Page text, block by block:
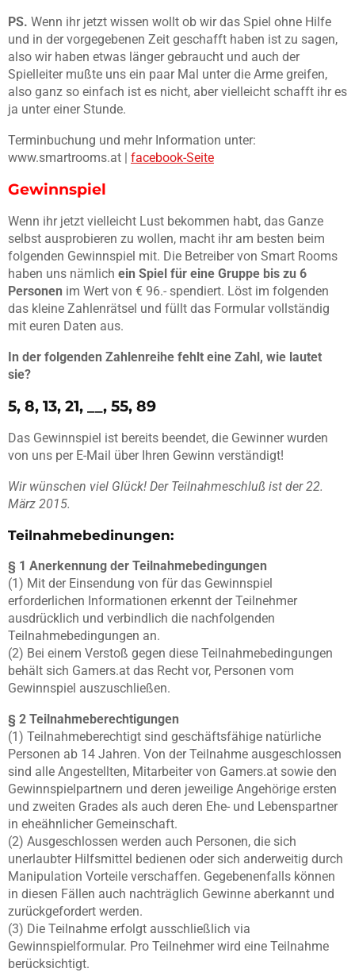
PS. Wenn ihr jetzt wissen wollt ob wir das Spiel ohne Hilfe
und in der vorgegebenen Zeit geschafft haben ist zu sagen,
also wir haben etwas länger gebraucht und auch der
Spielleiter mußte uns ein paar Mal unter die Arme greifen,
also ganz so einfach ist es nicht, aber vielleicht schafft ihr es
ja unter einer Stunde.
Terminbuchung und mehr Information unter:
www.smartrooms.at | facebook-Seite
Gewinnspiel
Wenn ihr jetzt vielleicht Lust bekommen habt, das Ganze
selbst ausprobieren zu wollen, macht ihr am besten beim
folgenden Gewinnspiel mit. Die Betreiber von Smart Rooms
haben uns nämlich ein Spiel für eine Gruppe bis zu 6
Personen im Wert von € 96.- spendiert. Löst im folgenden
das kleine Zahlenrätsel und füllt das Formular vollständig
mit euren Daten aus.
In der folgenden Zahlenreihe fehlt eine Zahl, wie lautet
sie?
5, 8, 13, 21, __, 55, 89
Das Gewinnspiel ist bereits beendet, die Gewinner wurden
von uns per E-Mail über Ihren Gewinn verständigt!
Wir wünschen viel Glück! Der Teilnahmeschluß ist der 22.
März 2015.
Teilnahmebedinungen:
§ 1 Anerkennung der Teilnahmebedingungen
(1) Mit der Einsendung von für das Gewinnspiel
erforderlichen Informationen erkennt der Teilnehmer
ausdrücklich und verbindlich die nachfolgenden
Teilnahmebedingungen an.
(2) Bei einem Verstoß gegen diese Teilnahmebedingungen
behält sich Gamers.at das Recht vor, Personen vom
Gewinnspiel auszuschließen.
§ 2 Teilnahmeberechtigungen
(1) Teilnahmeberechtigt sind geschäftsfähige natürliche
Personen ab 14 Jahren. Von der Teilnahme ausgeschlossen
sind alle Angestellten, Mitarbeiter von Gamers.at sowie den
Gewinnspielpartnern und deren jeweilige Angehörige ersten
und zweiten Grades als auch deren Ehe- und Lebenspartner
in eheähnlicher Gemeinschaft.
(2) Ausgeschlossen werden auch Personen, die sich
unerlaubter Hilfsmittel bedienen oder sich anderweitig durch
Manipulation Vorteile verschaffen. Gegebenenfalls können
in diesen Fällen auch nachträglich Gewinne aberkannt und
zurückgefordert werden.
(3) Die Teilnahme erfolgt ausschließlich via
Gewinnspielformular. Pro Teilnehmer wird eine Teilnahme
berücksichtigt.